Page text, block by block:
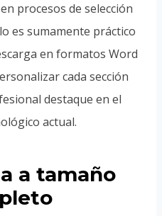
procesos de selección
es sumamente práctico
en formatos Word
cada sección
destaque en el
actual.
a tamaño